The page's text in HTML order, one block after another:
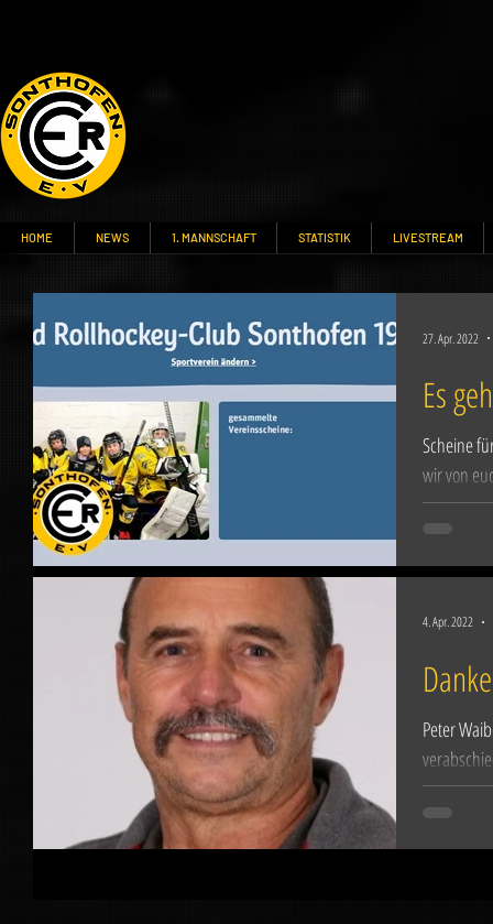
HOME NEWS 1. MANNSCHAFT STATISTIK LIVESTREAM
Es
Scheine
wir von
unseren
27. Apr. 2022
Peter
gelebtem
4. Apr. 2022